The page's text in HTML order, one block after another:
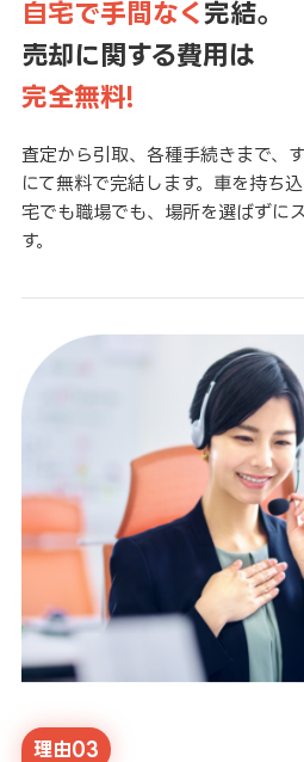
自宅で手間なく 完結。
売却に関する費用は
完全無料!
査定から引取、各種手続きまで、
にて無料で完結します。車を持ち
宅でも職場でも、場所を選ばずに
す。
理由03